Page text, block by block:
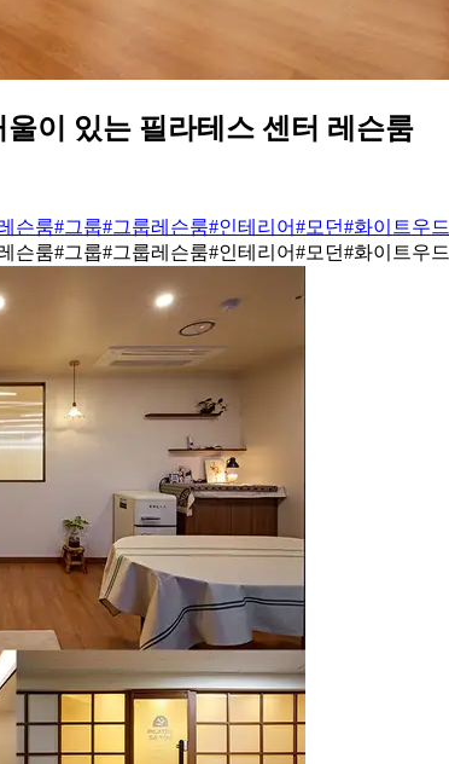
이 있는 필라테스 센터 레슨룸
슨룸#그룹#그룹레슨룸#인테리어#모던#화이트우드
슨룸#그룹#그룹레슨룸#인테리어#모던#화이트우드